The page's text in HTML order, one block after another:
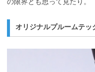
オリジナルプルームテッ